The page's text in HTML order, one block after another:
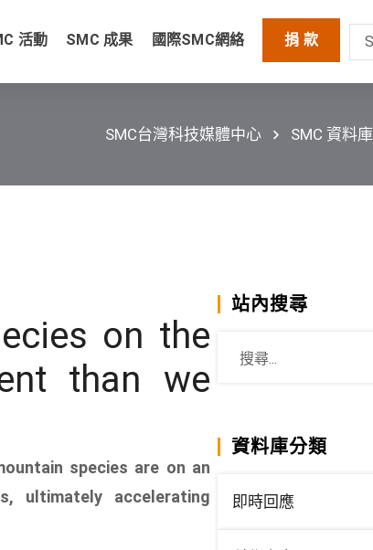
活動 SMC 成果 國際SMC網絡 捐 款
SMC台灣科技媒體中心 SMC 資料庫
on the
than we
species are on an
ultimately accelerating
站內搜尋
資料庫分類
即時回應